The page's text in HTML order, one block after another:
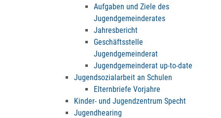
Aufgaben und Ziele des
Jugendgemeinderates
Jahresbericht
Geschäftsstelle
Jugendgemeinderat
Jugendgemeinderat up-to-date
Jugendsozialarbeit an Schulen
Elternbriefe Vorjahre
Kinder- und Jugendzentrum Specht
Jugendhearing